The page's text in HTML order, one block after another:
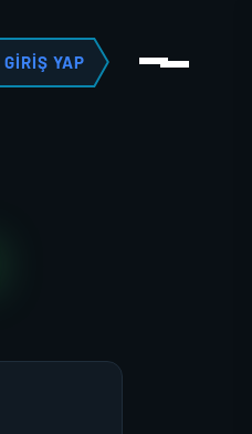
GIRIŞ YAP